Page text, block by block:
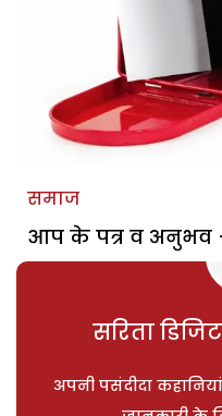
समाज
आप के पत्र व अनुभव
सरिता
अपनी पसंदीदा